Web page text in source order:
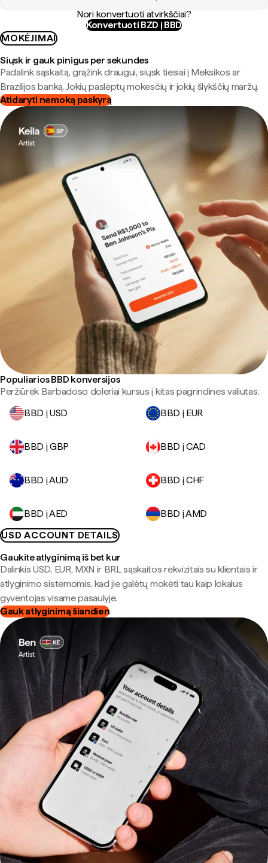
Nori konvertuoti atvirkščiai?
Konvertuoti BZD į BBD
MOKĖJIMAI
Siųsk ir gauk pinigus per sekundes
Padalink sąskaitą, grąžink draugui, siųsk tiesiai į Meksikos ar
Brazilijos banką. Jokių paslėptų mokesčių ir jokių šlykščių maržų.
Atidaryti nemoką paskyrą
Populiarios BBD konversijos
Peržiūrėk Barbadoso doleriai kursus į kitas pagrindines valiutas.
BBD į USD
BBD į EUR
BBD į GBP BBD į CAD
BBD į AUD BBD į CHF
BBD į AED
BBD į AMD
USD ACCOUNT DETAILS
Gaukite atlyginimą iš bet kur
Dalinkis USD, EUR, MXN ir BRL sąskaitos rekvizitais su klientais ir
atlyginimo sistemomis, kad jie galėtų mokėti tau kaip lokalus
gyventojas visame pasaulyje.
Gauk atlyginimą šiandien